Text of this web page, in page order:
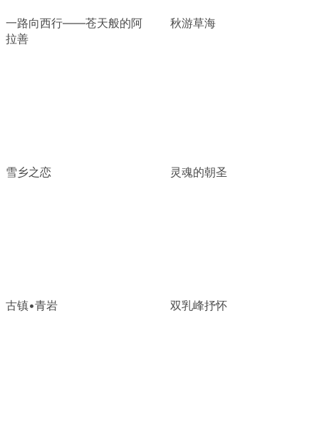
一路向西行——苍天般的阿
拉善
秋游草海
雪乡之恋 灵魂的朝圣
古镇•青岩 双乳峰抒怀